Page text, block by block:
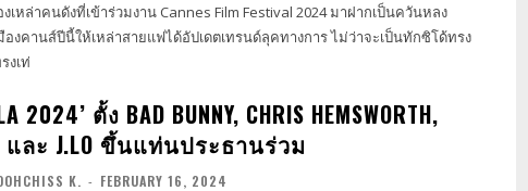
เหล่าคนดังที่เข้าร่วมงาน Cannes Film Festival 2024 มาฝากเป็นควันหลง
องคานส์ปีนี้ให้เหล่าสายแฟได้อัปเดตเทรนด์ลุคทางการ ไม่ว่าจะเป็นทักซิโด้ทรง
งเท่
2024’ ตั้ง BAD BUNNY, CHRIS HEMSWORTH,
และ J.LO ขึ้นแท่นประธานร่วม
K. - FEBRUARY 16, 2024